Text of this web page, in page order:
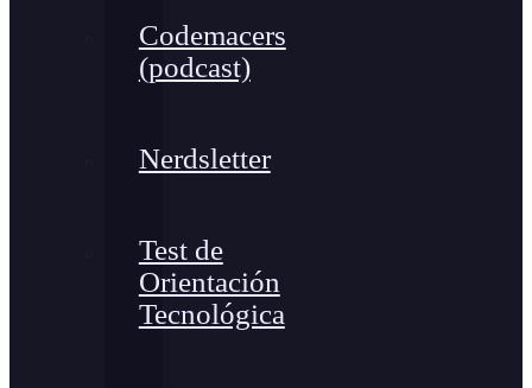
Codemacers
(podcast)
Nerdsletter
Test de
Orientación
Tecnológica